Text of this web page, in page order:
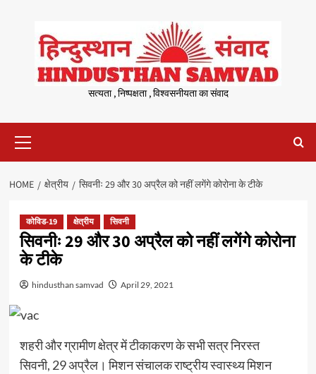
content
सत्यता , निष्पक्षता , विश्वसनीयता का संवाद
Menu
HOME क्षेत्रीय सिवनीः 29 और 30 अप्रैल को नहीं लगेंगे कोरोना के टीके
कोविड-19 क्षेत्रीय सिवनी
सिवनीः 29 और 30 अप्रैल को नहीं लगेंगे कोरोना
के टीके
hindusthan samvad April 29, 2021
शहरी और ग्रामीण क्षेत्र में टीकाकरण के सभी सत्र निरस्त
सिवनी, 29 अप्रैल। मिशन संचालक राष्ट्रीय स्वास्थ्य मिशन